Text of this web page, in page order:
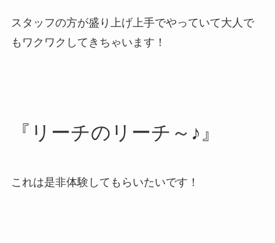
スタッフの方が盛り上げ上手でやっていて大人で
もワクワクしてきちゃいます！
『リーチのリーチ～♪』
これは是非体験してもらいたいです！